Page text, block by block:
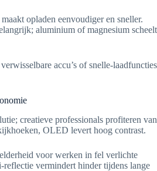
opladen eenvoudiger en sneller.
aluminium of magnesium scheelt
accu’s of snelle-laadfuncties
creatieve professionals profiteren van
OLED levert hoog contrast.
voor werken in fel verlichte
reflectie vermindert hinder tijdens lange